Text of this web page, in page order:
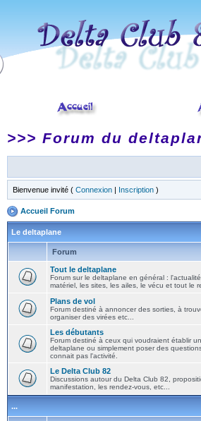
>>> Forum du
Bienvenue invité ( Connexion | Inscription )
Accueil Forum
Le deltaplane
Forum
Tout le deltaplane
Forum sur le deltaplane en général :
matériel, les sites, les ailes, le vécu et tout le
Plans de vol
Forum destiné à annoncer des sorties, à
organiser des virées etc...
Les débutants
Forum destiné à ceux qui voudraient établir
deltaplane ou simplement poser des
connait pas l'activité.
Le Delta Club 82
Discussions autour du Delta Club 82,
manifestation, les rendez-vous, etc...
...